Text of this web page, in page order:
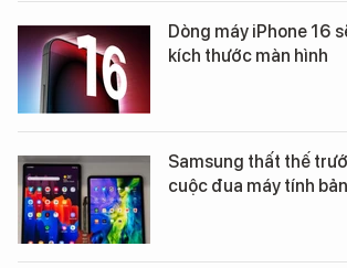
Dòng máy iPhone 16
kích thước màn hình
Samsung thất thế
cuộc đua máy tính